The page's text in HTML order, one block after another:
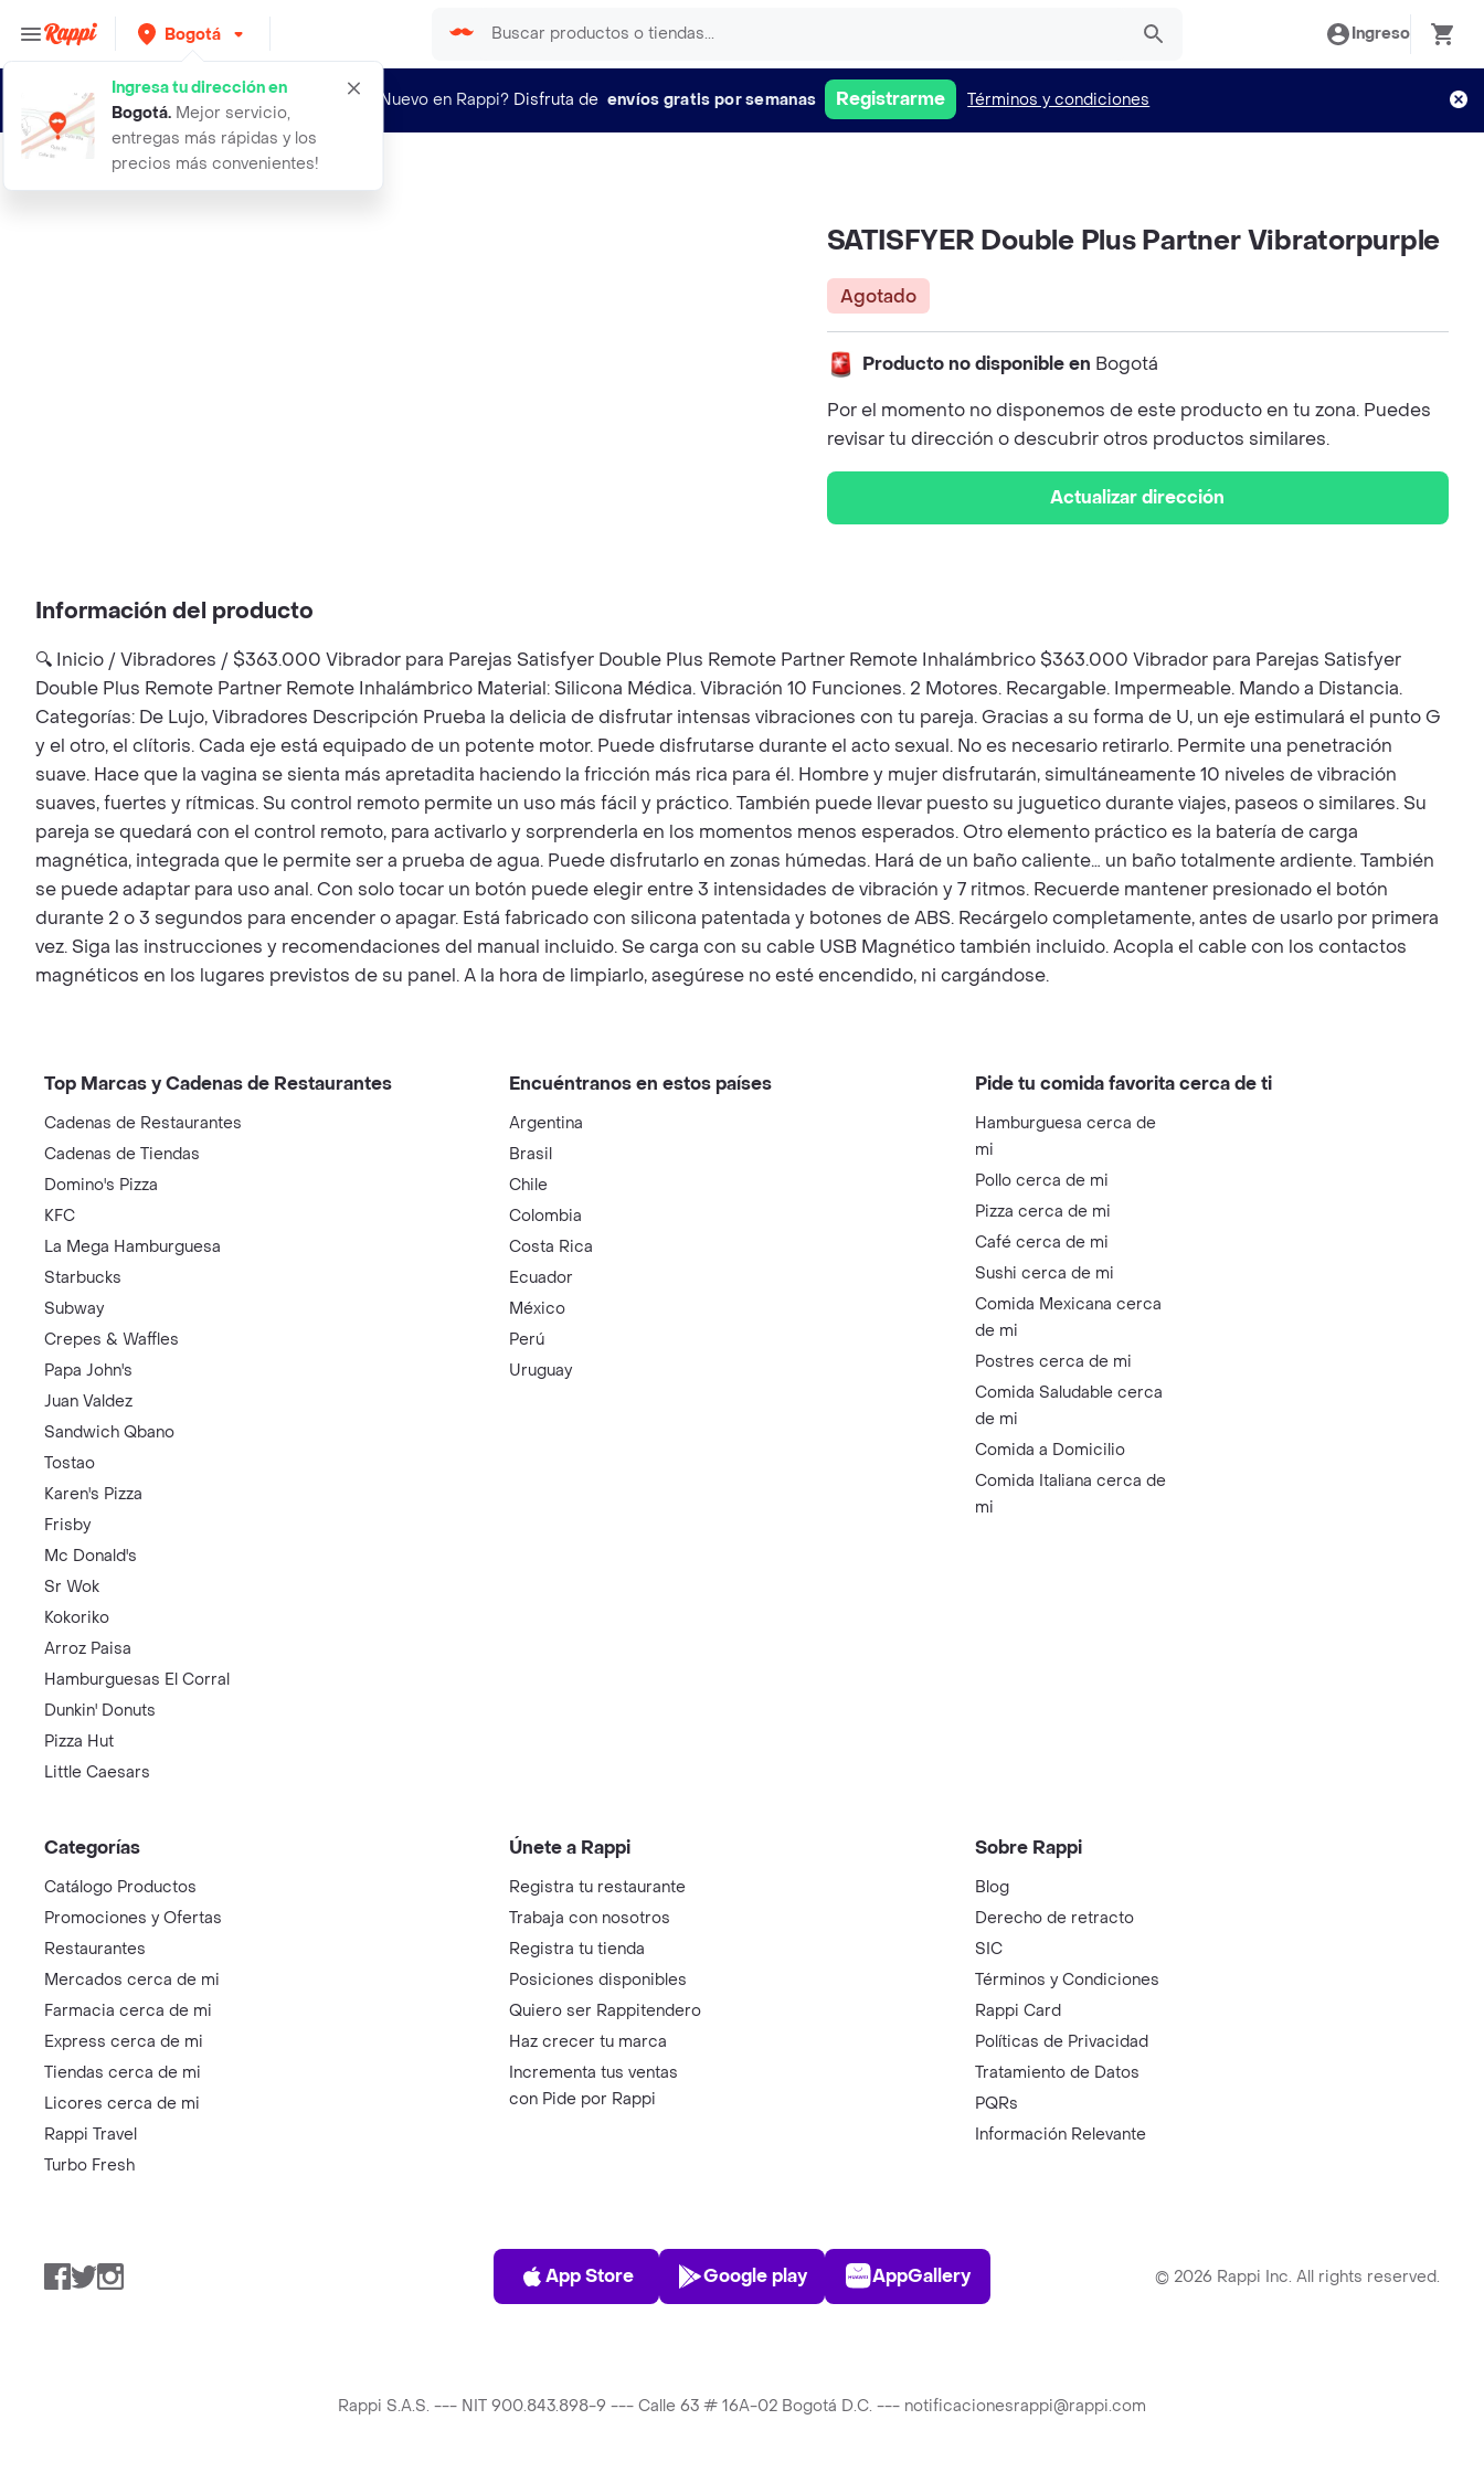
Bogotá
Ingresa tu dirección en
Bogotá. Mejor servicio,
entregas más rápidas y los
precios más convenientes!
Ingreso
¿Nuevo en Rappi? Disfruta de envíos gratis por semanas Registrarme Términos y condiciones
satisfyer double plus partner vibra
SATISFYER Double Plus Partner Vibratorpurple
Agotado
Producto no disponible en Bogotá
Por el momento no disponemos de este producto en tu zona. Puedes
revisar tu dirección o descubrir otros productos similares.
Actualizar dirección
Información del producto
🔍 Inicio / Vibradores / $363.000 Vibrador para Parejas Satisfyer Double Plus Remote Partner Remote Inhalámbrico $363.000 Vibrador para Parejas Satisfyer
Double Plus Remote Partner Remote Inhalámbrico Material: Silicona Médica. Vibración 10 Funciones. 2 Motores. Recargable. Impermeable. Mando a Distancia.
Categorías: De Lujo, Vibradores Descripción Prueba la delicia de disfrutar intensas vibraciones con tu pareja. Gracias a su forma de U, un eje estimulará el punto G
y el otro, el clítoris. Cada eje está equipado de un potente motor. Puede disfrutarse durante el acto sexual. No es necesario retirarlo. Permite una penetración
suave. Hace que la vagina se sienta más apretadita haciendo la fricción más rica para él. Hombre y mujer disfrutarán, simultáneamente 10 niveles de vibración
suaves, fuertes y rítmicas. Su control remoto permite un uso más fácil y práctico. También puede llevar puesto su juguetico durante viajes, paseos o similares. Su
pareja se quedará con el control remoto, para activarlo y sorprenderla en los momentos menos esperados. Otro elemento práctico es la batería de carga
magnética, integrada que le permite ser a prueba de agua. Puede disfrutarlo en zonas húmedas. Hará de un baño caliente… un baño totalmente ardiente. También
se puede adaptar para uso anal. Con solo tocar un botón puede elegir entre 3 intensidades de vibración y 7 ritmos. Recuerde mantener presionado el botón
durante 2 o 3 segundos para encender o apagar. Está fabricado con silicona patentada y botones de ABS. Recárgelo completamente, antes de usarlo por primera
vez. Siga las instrucciones y recomendaciones del manual incluido. Se carga con su cable USB Magnético también incluido. Acopla el cable con los contactos
magnéticos en los lugares previstos de su panel. A la hora de limpiarlo, asegúrese no esté encendido, ni cargándose.
Top Marcas y Cadenas de Restaurantes
Cadenas de Restaurantes
Cadenas de Tiendas
Domino's Pizza
KFC
La Mega Hamburguesa
Starbucks
Subway
Crepes & Waffles
Papa John's
Juan Valdez
Sandwich Qbano
Tostao
Karen's Pizza
Frisby
Mc Donald's
Sr Wok
Kokoriko
Arroz Paisa
Hamburguesas El Corral
Dunkin' Donuts
Pizza Hut
Little Caesars
Encuéntranos en estos países
Argentina
Brasil
Chile
Colombia
Costa Rica
Ecuador
México
Perú
Uruguay
Pide tu comida favorita cerca de ti
Hamburguesa cerca de
mi
Pollo cerca de mi
Pizza cerca de mi
Café cerca de mi
Sushi cerca de mi
Comida Mexicana cerca
de mi
Postres cerca de mi
Comida Saludable cerca
de mi
Comida a Domicilio
Comida Italiana cerca de
mi
Categorías
Catálogo Productos
Promociones y Ofertas
Restaurantes
Mercados cerca de mi
Farmacia cerca de mi
Express cerca de mi
Tiendas cerca de mi
Licores cerca de mi
Rappi Travel
Turbo Fresh
Únete a Rappi
Registra tu restaurante
Trabaja con nosotros
Registra tu tienda
Posiciones disponibles
Quiero ser Rappitendero
Haz crecer tu marca
Incrementa tus ventas
con Pide por Rappi
Sobre Rappi
Blog
Derecho de retracto
SIC
Términos y Condiciones
Rappi Card
Políticas de Privacidad
Tratamiento de Datos
PQRs
Información Relevante
Facebook
TwitterInstagram
App Store
App Store
Play Store
Google play
AppGallery
AppGallery © 2026 Rappi Inc. All rights reserved.
Rappi S.A.S. --- NIT 900.843.898-9 --- Calle 63 # 16A-02 Bogotá D.C. --- notificacionesrappi@rappi.com